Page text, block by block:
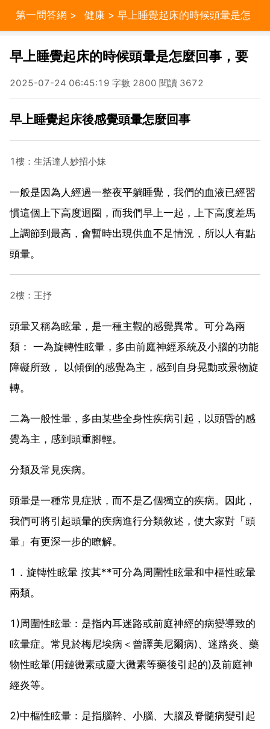
第一問答網 > 健康 > 早上睡覺起床的時候頭暈是怎
麼回事，要
早上睡覺起床的時候頭暈是怎麼回事，要
2025-07-24 06:45:19 字數 2800 閱讀 3672
早上睡覺起床後感覺頭暈怎麼回事
1樓：生活達人妙招小妹
一般是因為人經過一整夜平躺睡覺，我們的血液已經習
慣這個上下高度迴圈，而我們早上一起，上下高度差馬
上調節到最高，會暫時出現供血不足情況，所以人有點
頭暈。
2樓：王抒
頭暈又稱為眩暈，是一種主觀的感覺異常。可分為兩
類： 一為旋轉性眩暈，多由前庭神經系統及小腦的功能
障礙所致， 以傾倒的感覺為主，感到自身晃動或景物旋
轉。
二為一般性暈，多由某些全身性疾病引起，以頭昏的感
覺為主，感到頭重腳輕。
分類及常見疾病。
頭暈是一種常見症狀，而不是乙個獨立的疾病。因此，
我們可將引起頭暈的疾病進行分類敘述，使大家對「頭
暈」有更深一步的瞭解。
1．旋轉性眩暈 按其**可分為周圍性眩暈和中樞性眩暈
兩類。
1)周圍性眩暈：是指內耳迷路或前庭神經的病變導致的
眩暈症。常見於梅尼埃病＜曾譯美尼爾病)、迷路炎、藥
物性眩暈(用鏈黴素或慶大黴素等藥後引起的)及前庭神
經炎等。
2)中樞性眩暈：是指腦幹、小腦、大腦及脊髓病變引起